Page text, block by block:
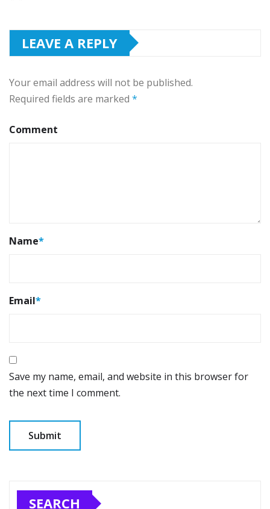
LEAVE A REPLY
Your email address will not be published.
Required fields are marked *
Comment
Name*
Email*
Save my name, email, and website in this browser for
the next time I comment.
SEARCH